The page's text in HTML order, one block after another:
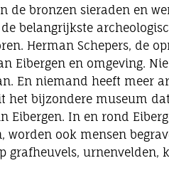
de bronzen sieraden en
de belangrijkste
Herman Schepers, de
Eibergen en omgeving.
En niemand heeft meer
het bijzondere museum
Eibergen. In en rond
worden ook mensen
grafheuvels, urnenvelden,